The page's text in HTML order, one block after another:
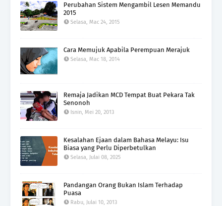
Perubahan Sistem Mengambil Lesen Memandu
2015
Selasa, Mac 24, 2015
Cara Memujuk Apabila Perempuan Merajuk
Selasa, Mac 18, 2014
Remaja Jadikan MCD Tempat Buat Pekara Tak
Senonoh
Isnin, Mei 20, 2013
Kesalahan Ejaan dalam Bahasa Melayu: Isu
Biasa yang Perlu Diperbetulkan
Selasa, Julai 08, 2025
Pandangan Orang Bukan Islam Terhadap
Puasa
Rabu, Julai 10, 2013